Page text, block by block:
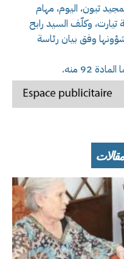
تبون، اليوم، مهام
تيارت، وكلّف السيد رابح
شؤونها وفق بيان رئاسة
92 منه.